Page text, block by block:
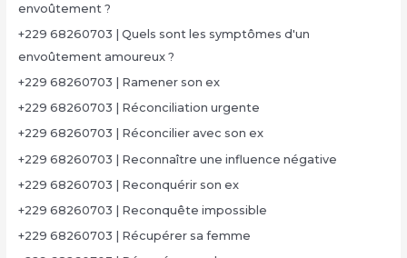
envoûtement ?
+229 68260703 | Quels sont les symptômes d'un
envoûtement amoureux ?
+229 68260703 | Ramener son ex
+229 68260703 | Réconciliation urgente
+229 68260703 | Réconcilier avec son ex
+229 68260703 | Reconnaître une influence négative
+229 68260703 | Reconquérir son ex
+229 68260703 | Reconquête impossible
+229 68260703 | Récupérer sa femme